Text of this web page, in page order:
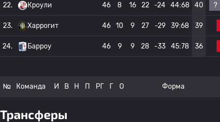
22. Кроули 46 8 16 22 -24 44:68 40 ?
23. Харрогит 46 10 9 27 -29 39:68 39
24. Барроу 46 9 9 28 -33 45:78 36
№ Команда И В Н П РГ Г О Форма
Трансферы